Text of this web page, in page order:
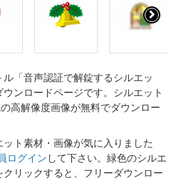
「音声認証で解錠するシルエッ
ウンロードページです。シルエット
高解像度画像が無料でダウンロー
ト素材・画像が気に入りました
ログイン して下さい。緑色のシルエ
リックすると、フリーダウンロー